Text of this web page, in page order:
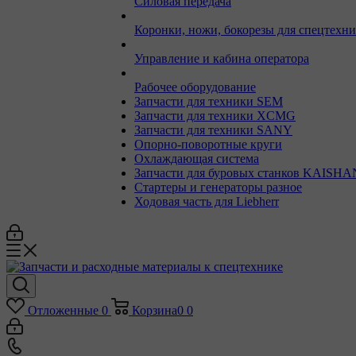
Коронки, ножи, бокорезы для
Управление и кабина оператора
Рабочее оборудование
Запчасти для техники SEM
Запчасти для техники XCMG
Запчасти для техники SANY
Опорно-поворотные круги
Охлаждающая система
Запчасти для буровых станков
Стартеры и генераторы разное
Ходовая часть для Liebherr
Отложенные 0 Корзина0 0